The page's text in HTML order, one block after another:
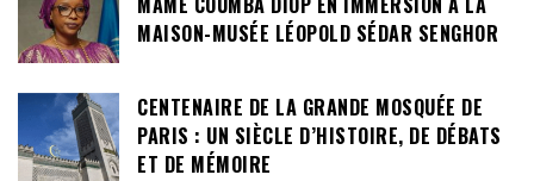
MAISON-MUSÉE LÉOPOLD SÉDAR SENGHOR
CENTENAIRE DE LA GRANDE MOSQUÉE DE
PARIS : UN SIÈCLE D’HISTOIRE, DE DÉBATS
ET DE MÉMOIRE